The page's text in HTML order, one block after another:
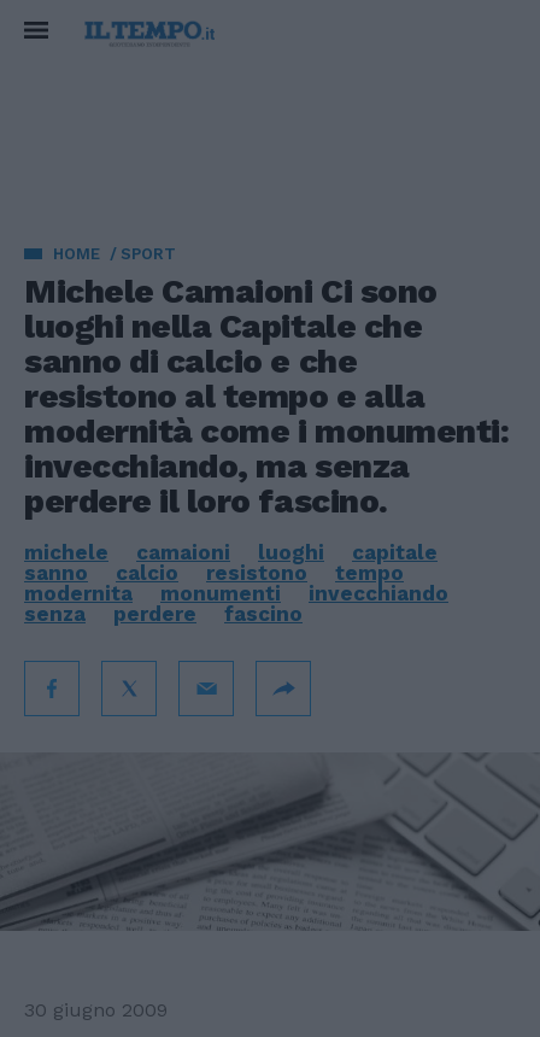
HOME SPORT
Michele Camaioni Ci sono
luoghi nella Capitale che
sanno di calcio e che
resistono al tempo e alla
modernità come i monumenti:
invecchiando, ma senza
perdere il loro fascino.
michele camaioni luoghi
capitale
sanno
calcio resistono
tempo
modernita
monumenti
invecchiando
senza
perdere fascino
30 giugno 2009